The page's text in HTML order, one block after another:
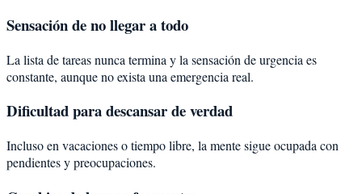
Sensación de no llegar a todo
La lista de tareas nunca termina y la sensación de urgencia es
constante, aunque no exista una emergencia real.
Dificultad para descansar de verdad
Incluso en vacaciones o tiempo libre, la mente sigue ocupada con
pendientes y preocupaciones.